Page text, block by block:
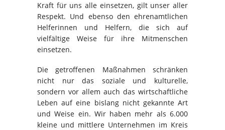
Kraft für uns alle einsetzen, gilt unser aller
Respekt. Und ebenso den ehrenamtlichen
Helferinnen und Helfern, die sich auf
vielfältige Weise für ihre Mitmenschen
einsetzen.
Die getroffenen Maßnahmen schränken
nicht nur das soziale und kulturelle,
sondern vor allem auch das wirtschaftliche
Leben auf eine bislang nicht gekannte Art
und Weise ein. Wir haben mehr als 6.000
kleine und mittlere Unternehmen im Kreis